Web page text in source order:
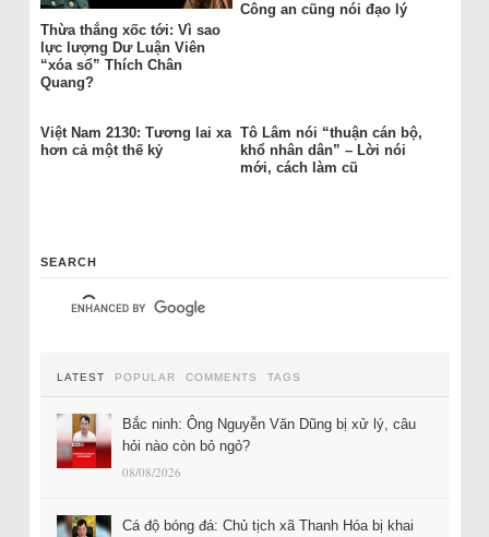
Thừa thắng xốc tới: Vì sao
lực lượng Dư Luận Viên
“xóa sổ” Thích Chân
Quang?
Công an cũng nói đạo lý
Việt Nam 2130: Tương lai xa
hơn cả một thế kỷ
Tô Lâm nói “thuận cán bộ,
khổ nhân dân” – Lời nói
mới, cách làm cũ
SEARCH
LATEST POPULAR COMMENTS TAGS
Bắc ninh: Ông Nguyễn Văn Dũng bị xử lý, câu
hỏi nào còn bỏ ngỏ?
08/08/2026
Cá độ bóng đá: Chủ tịch xã Thanh Hóa bị khai